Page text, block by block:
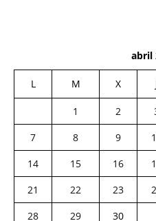
abril
L M X
1 2
7
8 9
14
15 16
21
22 23
28
29
30